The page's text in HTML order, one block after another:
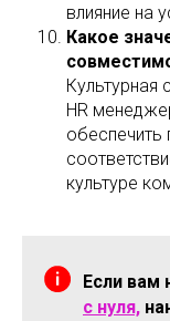
влияние на
Какое
HR
обеспечить
культуре
Если вам
с нуля,